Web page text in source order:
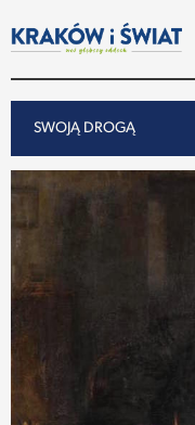
SWOJĄ DROGĄ
NOTY ZE ŚWIATA